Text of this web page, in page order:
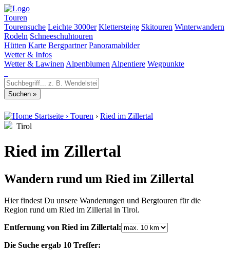
Touren
Tourensuche Leichte 3000er Klettersteige Skitouren Winterwandern
Rodeln Schneeschuhtouren
Hütten Karte Bergpartner Panoramabilder
Wetter & Infos
Wetter & Lawinen Alpenblumen Alpentiere Wegpunkte
Startseite › Touren › Ried im Zillertal
Tirol
Ried im Zillertal
Wandern rund um Ried im Zillertal
Hier findest Du unsere Wanderungen und Bergtouren für die
Region rund um Ried im Zillertal in Tirol.
Entfernung von Ried im Zillertal:
Die Suche ergab 10 Treffer: